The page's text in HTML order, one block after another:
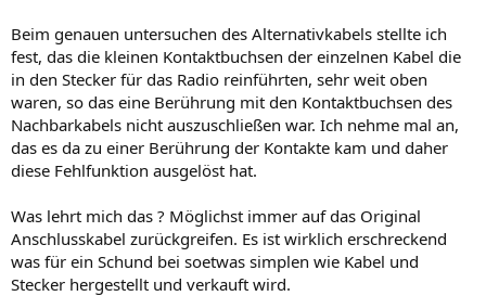
Beim genauen untersuchen des Alternativkabels stellte ich
fest, das die kleinen Kontaktbuchsen der einzelnen Kabel die
in den Stecker für das Radio reinführten, sehr weit oben
waren, so das eine Berührung mit den Kontaktbuchsen des
Nachbarkabels nicht auszuschließen war. Ich nehme mal an,
das es da zu einer Berührung der Kontakte kam und daher
diese Fehlfunktion ausgelöst hat.
Was lehrt mich das ? Möglichst immer auf das Original
Anschlusskabel zurückgreifen. Es ist wirklich erschreckend
was für ein Schund bei soetwas simplen wie Kabel und
Stecker hergestellt und verkauft wird.